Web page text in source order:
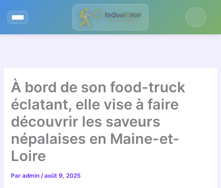
À bord de son food-truck
éclatant, elle vise à faire
découvrir les saveurs
népalaises en Maine-et-
Loire
Paradmin/août 9, 2025